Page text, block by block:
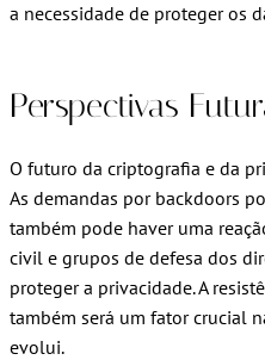
a necessidade de proteger os
Perspectivas
O futuro da criptografia e da
As demandas por backdoors
também pode haver uma
civil e grupos de defesa dos
proteger a privacidade. A
também será um fator crucial
evolui.